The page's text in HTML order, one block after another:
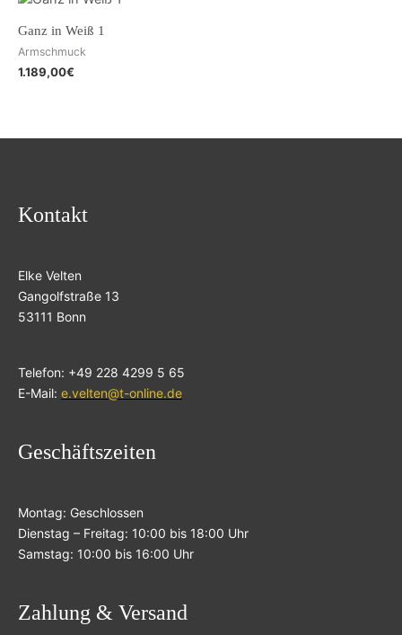
Ganz in Weiß 1
Armschmuck
1.189,00€
Kontakt
Elke Velten
Gangolfstraße 13
53111 Bonn
Telefon: +49 228 4299 5 65
E-Mail: e.velten@t-online.de
Geschäftszeiten
Montag: Geschlossen
Dienstag – Freitag: 10:00 bis 18:00 Uhr
Samstag: 10:00 bis 16:00 Uhr
Zahlung & Versand